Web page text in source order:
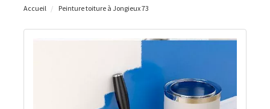
Accueil Peinture toiture à Jongieux 73